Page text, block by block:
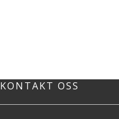
KONTAKT OSS